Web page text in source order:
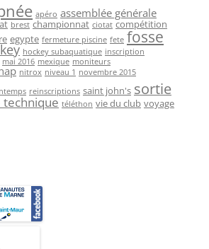
apéro assemblée générale
brest championnat ciotat compétition
egypte fermeture piscine fete fosse
hockey subaquatique inscription
mai 2016 mexique moniteurs
nitrox niveau 1 novembre 2015
reinscriptions saint john's sortie
téléthon vie du club voyage